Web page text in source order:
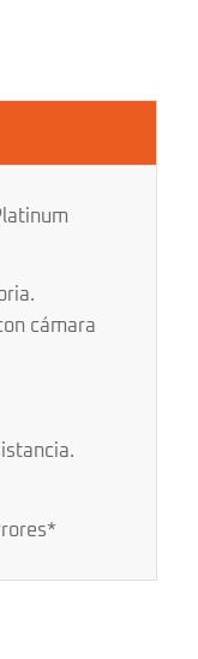
cámara